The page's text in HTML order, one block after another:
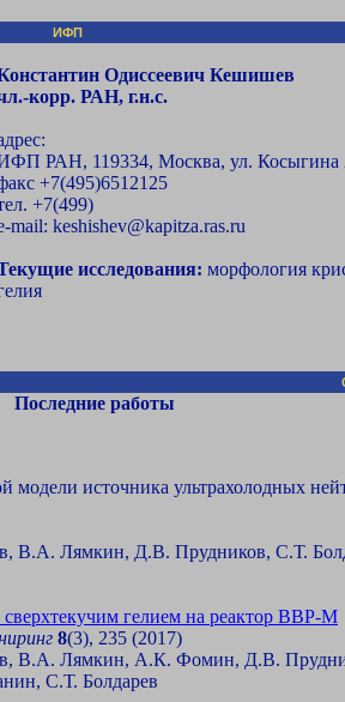
ИФП
Одиссеевич Кешишев
корр. РАН, г.н.с.
РАН, 119334, Москва, ул. Косыгина
+7(495)6512125
+7(499)
mail: keshishev@kapitza.ras.ru
исследования: морфология
Последние работы
модели источника ультрахолодных
В.А. Лямкин, Д.В. Прудников, С.Т.
гелием на реактор ВВР-М
8(3), 235 (2017)
В.А. Лямкин, А.К. Фомин, Д.В.
С.Т. Болдарев